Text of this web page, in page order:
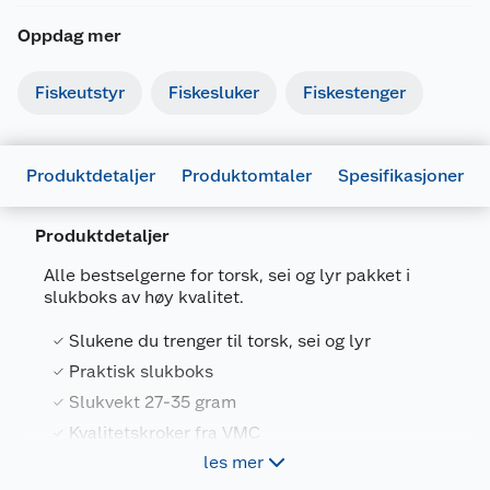
Oppdag mer
Fiskeutstyr Fiskesluker Fiskestenger
Produktdetaljer Produktomtaler Spesifikasjoner
Produktdetaljer
Alle bestselgerne for torsk, sei og lyr pakket i
slukboks av høy kvalitet.
Slukene du trenger til torsk, sei og lyr
Praktisk slukboks
Slukvekt 27-35 gram
Kvalitetskroker fra VMC
les mer
Generelt
Artikkelnummer
7053275699205
Leverandørens artikkelnummer
Størrelse